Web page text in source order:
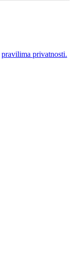
pravilima privatnosti.